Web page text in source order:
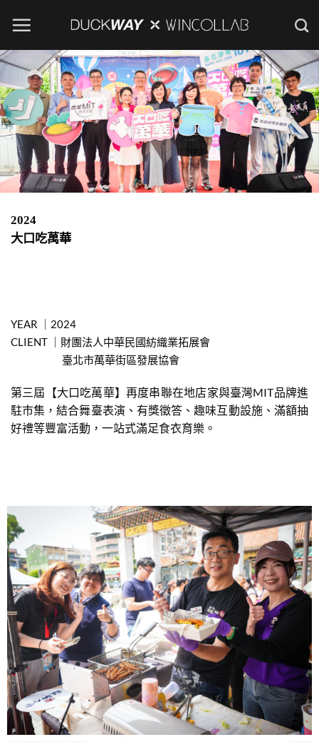
2024
大口吃萬華
YEAR ｜2024
CLIENT ｜財團法人中華民國紡織業拓展會
臺北市萬華街區發展協會
第三屆【大口吃萬華】再度串聯在地店家與臺灣MIT品牌進
駐市集，結合舞臺表演、有獎徵答、趣味互動設施、滿額抽
好禮等豐富活動，一站式滿足食衣育樂。